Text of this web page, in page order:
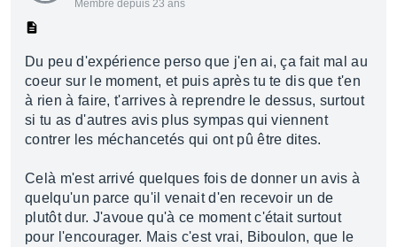
Membre depuis 23 ans
Du peu d'expérience perso que j'en ai, ça fait mal au
coeur sur le moment, et puis après tu te dis que t'en
à rien à faire, t'arrives à reprendre le dessus, surtout
si tu as d'autres avis plus sympas qui viennent
contrer les méchancetés qui ont pû être dites.
Celà m'est arrivé quelques fois de donner un avis à
quelqu'un parce qu'il venait d'en recevoir un de
plutôt dur. J'avoue qu'à ce moment c'était surtout
pour l'encourager. Mais c'est vrai, Biboulon, que le